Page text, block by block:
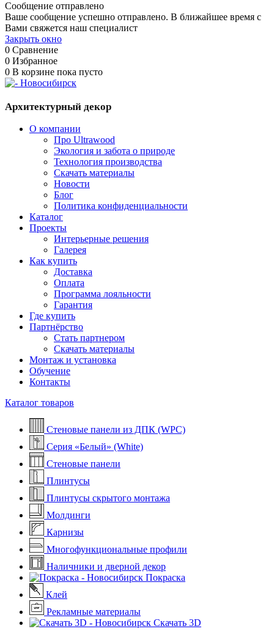
Сообщение отправлено
Ваше сообщение успешно отправлено. В ближайшее время с
Вами свяжется наш специалист
Закрыть окно
0 Сравнение
0 Избранное
0 В корзине пока пусто
Архитектурный декор
О компании
Про Ultrawood
Экология и забота о природе
Технология производства
Скачать материалы
Новости
Блог
Политика конфиденциальности
Каталог
Проекты
Интерьерные решения
Галерея
Как купить
Доставка
Оплата
Программа лояльности
Гарантия
Где купить
Партнёрство
Стать партнером
Скачать материалы
Монтаж и установка
Обучение
Контакты
Каталог товаров
Стеновые панели из ДПК (WPC)
Серия «Белый» (White)
Стеновые панели
Плинтусы
Плинтусы скрытого монтажа
Молдинги
Карнизы
Многофункциональные профили
Наличники и дверной декор
Покраска
Клей
Рекламные материалы
Скачать 3D